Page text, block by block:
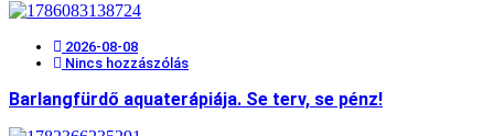
2026-08-08
Nincs hozzászólás
Barlangfürdő aquaterápiája. Se terv, se pénz!